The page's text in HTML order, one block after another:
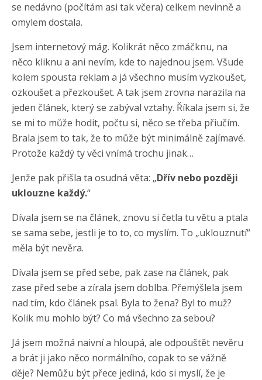
se nedávno (počítám asi tak včera) celkem nevinně a
omylem dostala.
Jsem internetový mág. Kolikrát něco zmáčknu, na
něco kliknu a ani nevím, kde to najednou jsem. Všude
kolem spousta reklam a já všechno musím vyzkoušet,
ozkoušet a přezkoušet. A tak jsem zrovna narazila na
jeden článek, který se zabýval vztahy. Říkala jsem si, že
se mi to může hodit, počtu si, něco se třeba přiučím.
Brala jsem to tak, že to může být minimálně zajímavé.
Protože každý ty věci vnímá trochu jinak…
Jenže pak přišla ta osudná věta: „Dřív nebo později
uklouzne každý.“
Dívala jsem se na článek, znovu si četla tu větu a ptala
se sama sebe, jestli je to to, co myslím. To „uklouznutí“
měla být nevěra.
Dívala jsem se před sebe, pak zase na článek, pak
zase před sebe a zírala jsem doblba. Přemýšlela jsem
nad tím, kdo článek psal. Byla to žena? Byl to muž?
Kolik mu mohlo být? Co má všechno za sebou?
Já jsem možná naivní a hloupá, ale odpouštět nevěru
a brát ji jako něco normálního, copak to se vážně
děje? Nemůžu být přece jediná, kdo si myslí, že je